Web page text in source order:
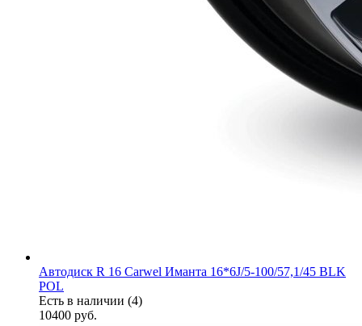
Автодиск R 16 Carwel Иманта 16*6J/5-100/57,1/45 BLK
POL
Есть в наличии (4)
10400 руб.